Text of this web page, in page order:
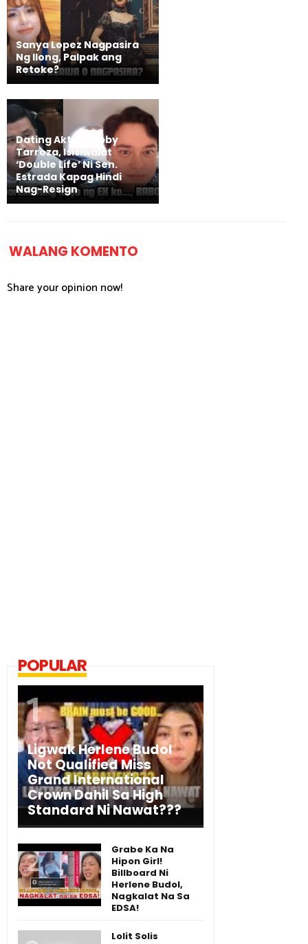
Sanya Lopez Nagpasira
Ng Ilong, Palpak ang
Retoke?
Dating Aktor Robby
Tarroza, Isisiwalat
‘Double Life’ Ni Sen.
Estrada Kapag Hindi
Nag-Resign
WALANG KOMENTO
Share your opinion now!
POPULAR
Ligwak Herlene Budol
Not Qualified Miss
Grand International
Crown Dahil Sa High
Standard Ni Nawat???
Grabe Ka Na
Hipon Girl!
Billboard Ni
Herlene Budol,
Nagkalat Na Sa
EDSA!
Lolit Solis